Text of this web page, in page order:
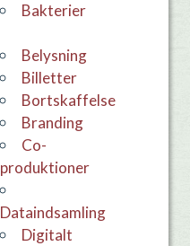
Bakterier
Belysning
Billetter
bortskaffelse
Branding
co-
produktioner
dataindsamling
Digitalt